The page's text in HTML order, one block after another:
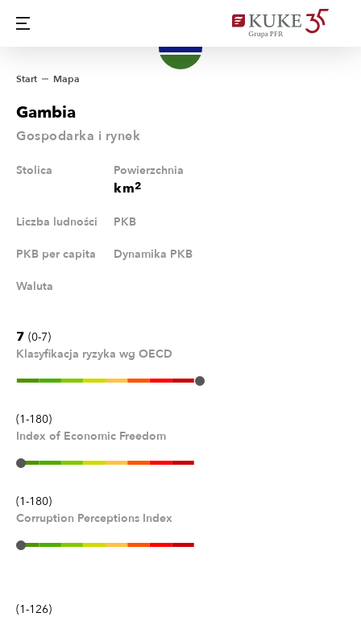
Start Mapa
Gambia
Gospodarka i rynek
Stolica
km2
Powierzchnia
Liczba ludności PKB
PKB per capita Dynamika PKB
Waluta
7 (0-7)
Klasyfikacja ryzyka wg OECD
(1-180)
Corruption Perceptions Index
(1-126)
(1-180)
Index of Economic Freedom